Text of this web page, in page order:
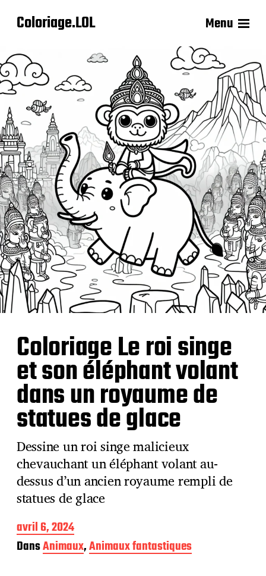
Coloriage.LOL Menu
Coloriage Le roi singe
et son éléphant volant
dans un royaume de
statues de glace
Dessine un roi singe malicieux
chevauchant un éléphant volant au-
dessus d’un ancien royaume rempli de
statues de glace
D
a
t
avril 6, 2024
DansAnimaux,Animaux fantastiques